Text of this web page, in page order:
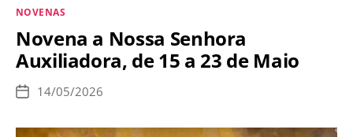
Santo
|
Categorias
NOVENAS
Novena a Nossa Senhora
Auxiliadora, de 15 a 23 de Maio
Data
publicação
14/05/2026